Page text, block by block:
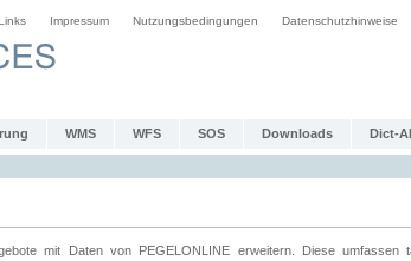
Impressum Nutzungsbedingungen Datenschutzhinweise
WMS WFS SOS Downloads Dict-
mit Daten von PEGELONLINE erweitern. Diese umfassen